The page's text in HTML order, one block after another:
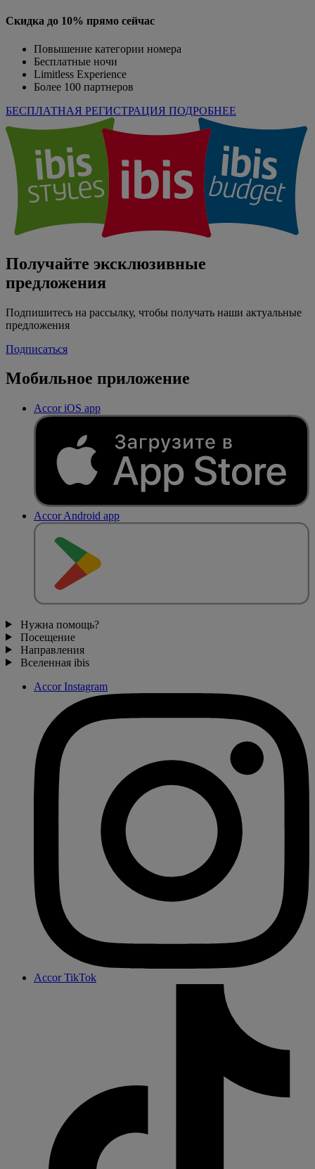
Скидка до 10% прямо сейчас
Повышение категории номера
Бесплатные ночи
Limitless Experience
Более 100 партнеров
БЕСПЛАТНАЯ РЕГИСТРАЦИЯ ПОДРОБНЕЕ
Получайте эксклюзивные
предложения
Подпишитесь на рассылку, чтобы получать наши актуальные
предложения
Подписаться
Мобильное приложение
Accor iOS app
Accor Android app
Нужна помощь?
Посещение
Направления
Вселенная ibis
Accor Instagram
Accor TikTok